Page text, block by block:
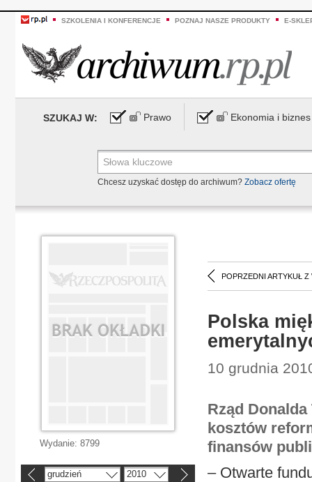
SZKOLENIA I KONFERENCJE POZNAJ NASZE PRODUKTY E-
SZUKAJ W: Prawo Ekonomia i biznes
Chcesz uzyskać dostęp do archiwum? Zobacz ofertę
POPRZEDNI ARTYKUŁ Z
Polska
10 grudnia
Rząd
kosztów
finansów
– Otwarte
Wydanie: 8799
grudzień 2010